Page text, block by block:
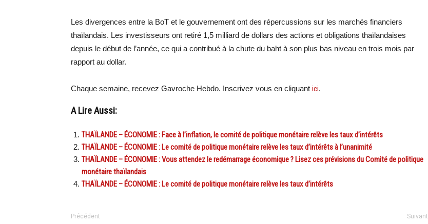
Les divergences entre la BoT et le gouvernement ont des répercussions sur les marchés financiers
thaïlandais. Les investisseurs ont retiré 1,5 milliard de dollars des actions et obligations thaïlandaises
depuis le début de l’année, ce qui a contribué à la chute du baht à son plus bas niveau en trois mois par
rapport au dollar.
Chaque semaine, recevez Gavroche Hebdo. Inscrivez vous en cliquant ici.
A Lire Aussi:
THAÏLANDE – ÉCONOMIE : Face à l’inflation, le comité de politique monétaire relève les taux d’intérêts
THAÏLANDE – ÉCONOMIE : Le comité de politique monétaire relève les taux d’intérêts à l’unanimité
THAÏLANDE – ÉCONOMIE : Vous attendez le redémarrage économique ? Lisez ces prévisions du Comité de politique
monétaire thaïlandais
THAÏLANDE – ÉCONOMIE : Le comité de politique monétaire relève les taux d’intérêts
Précédent Suivant